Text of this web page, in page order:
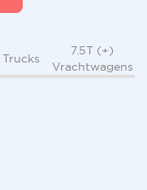
Trucks
7.5T (+)
Vrachtwagens